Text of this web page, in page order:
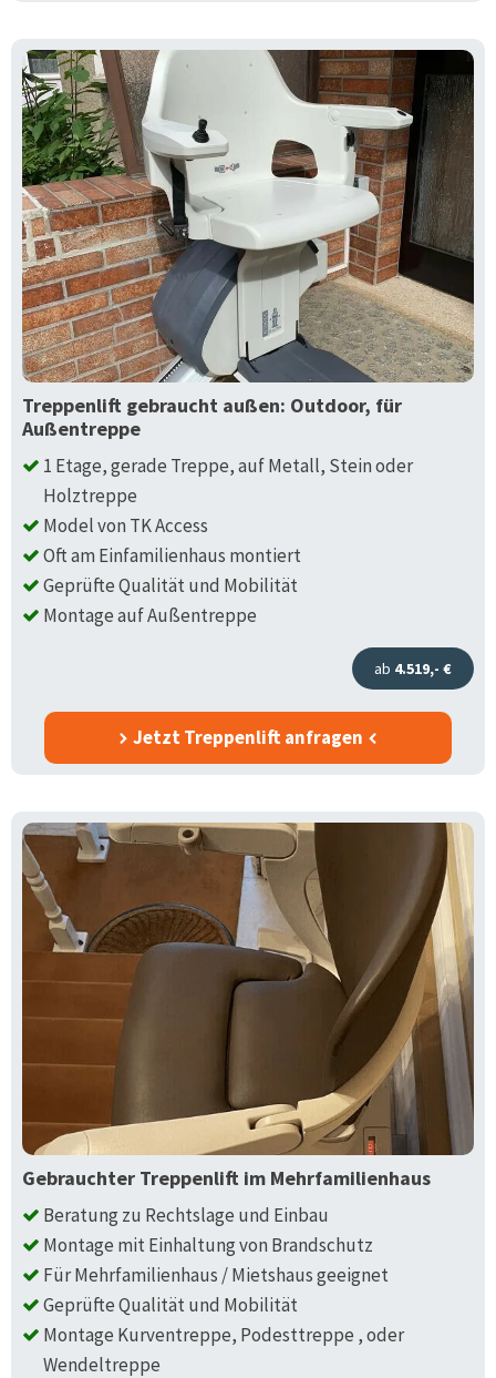
Treppenlift gebraucht außen: Outdoor, für
Außentreppe
1 Etage, gerade Treppe, auf Metall, Stein oder
Holztreppe
Model von TK Access
Oft am Einfamilienhaus montiert
Geprüfte Qualität und Mobilität
Montage auf Außentreppe
ab 4.519,- €
Jetzt Treppenlift anfragen
Gebrauchter Treppenlift im Mehrfamilienhaus
Beratung zu Rechtslage und Einbau
Montage mit Einhaltung von Brandschutz
Für Mehrfamilienhaus / Mietshaus geeignet
Geprüfte Qualität und Mobilität
Montage Kurventreppe, Podesttreppe , oder
Wendeltreppe